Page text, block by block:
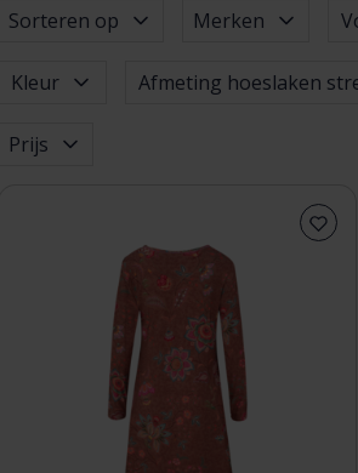
Sorteren op Merken
Kleur Afmeting hoeslaken
Prijs